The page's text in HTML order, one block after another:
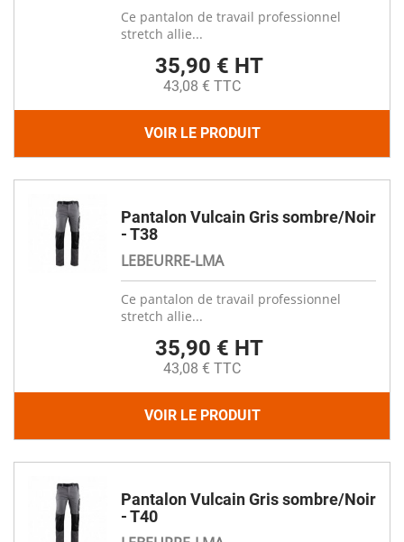
Ce pantalon de travail professionnel
stretch allie...
35,90 € HT
43,08 € TTC
VOIR LE PRODUIT
Pantalon Vulcain Gris sombre/Noir
- T38
LEBEURRE-LMA
Ce pantalon de travail professionnel
stretch allie...
35,90 € HT
43,08 € TTC
VOIR LE PRODUIT
Pantalon Vulcain Gris sombre/Noir
- T40